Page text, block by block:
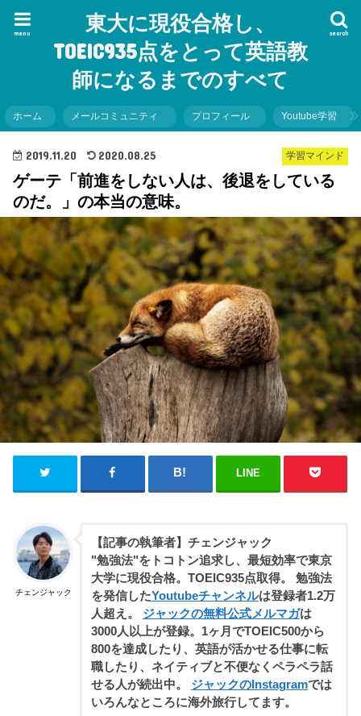
東大に現役合格し、
TOEIC935点をとって英語教
師になるまでのすべて
search
menu
ホーム メールコミュニティ プロフィール Youtube学習
学習マインド
2019.11.20 2020.08.25
ゲーテ「前進をしない人は、後退をしている
のだ。」の本当の意味。
LINE
チェンジャック
【記事の執筆者】チェンジャック
"勉強法"をトコトン追求し、最短効率で東京
大学に現役合格。TOEIC935点取得。 勉強法
を発信したYoutubeチャンネルは登録者1.2万
人超え。 ジャックの無料公式メルマガは
3000人以上が登録。1ヶ月でTOEIC500から
800を達成したり、英語が活かせる仕事に転
職したり、ネイティブと不便なくペラペラ話
せる人が続出中。 ジャックのInstagramでは
いろんなところに海外旅行してます。